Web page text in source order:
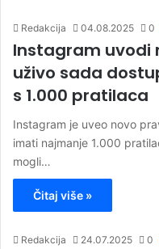
Redakcija 04.08.2025 0
Instagram uvodi
uživo sada
s 1.000 pratilaca
Instagram je uveo novo
imati najmanje 1.000
mogli…
Čitaj više »
Redakcija 24.07.2025 0